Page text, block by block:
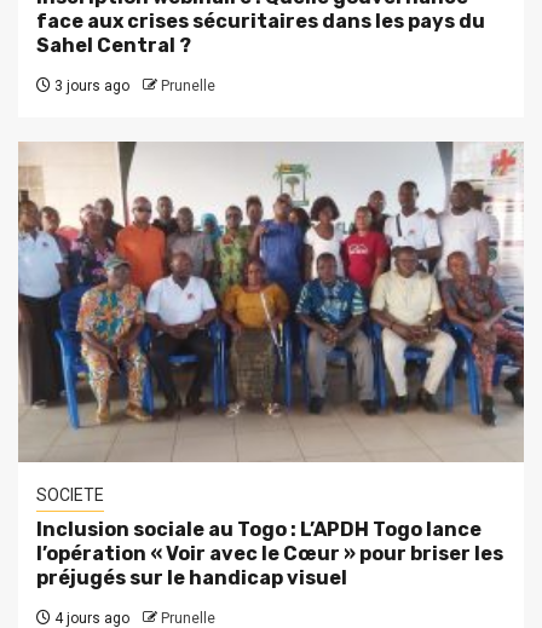
face aux crises sécuritaires dans les pays du
Sahel Central ?
3 jours ago Prunelle
SOCIETE
Inclusion sociale au Togo : L’APDH Togo lance
l’opération « Voir avec le Cœur » pour briser les
préjugés sur le handicap visuel
4 jours ago Prunelle